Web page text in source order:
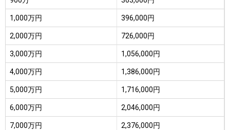
1,000万円 396,000円
2,000万円 726,000円
3,000万円 1,056,000円
4,000万円 1,386,000円
5,000万円 1,716,000円
6,000万円 2,046,000円
7,000万円 2,376,000円